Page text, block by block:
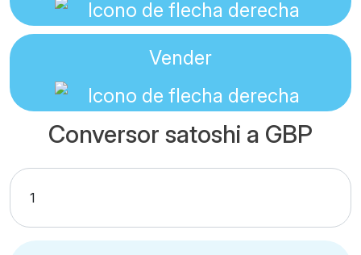
Vender
Conversor satoshi a GBP